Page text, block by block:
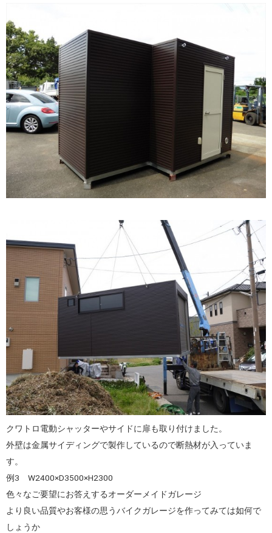
クワトロ電動シャッターやサイドに扉も取り付けました。
外壁は金属サイディングで製作しているので断熱材が入っていま
す。
例3 W2400×D3500×H2300
色々なご要望にお答えするオーダーメイドガレージ
より良い品質やお客様の思うバイクガレージを作ってみては如何で
しょうか